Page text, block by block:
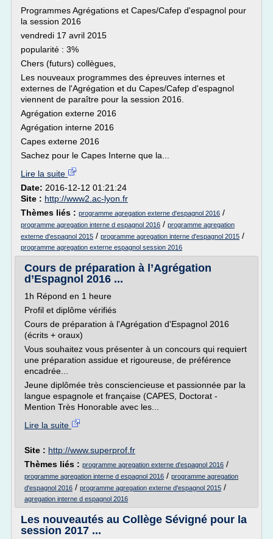
Programmes Agrégations et Capes/Cafep d'espagnol pour
la session 2016
vendredi 17 avril 2015
popularité : 3%
Chers (futurs) collègues,
Les nouveaux programmes des épreuves internes et
externes de l'Agrégation et du Capes/Cafep d'espagnol
viennent de paraître pour la session 2016.
Agrégation externe 2016
Agrégation interne 2016
Capes externe 2016
Sachez pour le Capes Interne que la...
Lire la suite
Date: 2016-12-12 01:21:24
Site : http://www2.ac-lyon.fr
Thèmes liés : programme agregation externe d'espagnol 2016 /
programme agregation interne d espagnol 2016 / programme agregation
externe d'espagnol 2015 / programme agregation interne d'espagnol 2015 /
programme agregation externe espagnol session 2016
Cours de préparation à l’Agrégation
d’Espagnol 2016 ...
1h Répond en 1 heure
Profil et diplôme vérifiés
Cours de préparation à l'Agrégation d'Espagnol 2016
(écrits + oraux)
Vous souhaitez vous présenter à un concours qui requiert
une préparation assidue et rigoureuse, de préférence
encadrée...
Jeune diplômée très consciencieuse et passionnée par la
langue espagnole et française (CAPES, Doctorat -
Mention Très Honorable avec les...
Lire la suite
Site : http://www.superprof.fr
Thèmes liés : programme agregation externe d'espagnol 2016 /
programme agregation interne d espagnol 2016 / programme agregation
d'espagnol 2016 / programme agregation externe d'espagnol 2015 /
agregation interne d espagnol 2016
Les nouveautés au Collège Sévigné pour la
session 2017 ...